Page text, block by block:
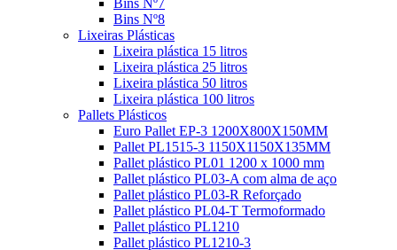
Bins Nº7
Bins Nº8
Lixeiras Plásticas
Lixeira plástica 15 litros
Lixeira plástica 25 litros
Lixeira plástica 50 litros
Lixeira plástica 100 litros
Pallets Plásticos
Euro Pallet EP-3 1200X800X150MM
Pallet PL1515-3 1150X1150X135MM
Pallet plástico PL01 1200 x 1000 mm
Pallet plástico PL03-A com alma de aço
Pallet plástico PL03-R Reforçado
Pallet plástico PL04-T Termoformado
Pallet plástico PL1210
Pallet plástico PL1210-3